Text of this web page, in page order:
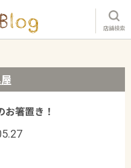
店舗検索
お箸置き！